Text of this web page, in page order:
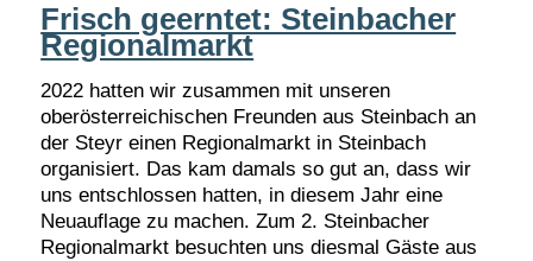
Frisch geerntet: Steinbacher
Regionalmarkt
2022 hatten wir zusammen mit unseren
oberösterreichischen Freunden aus Steinbach an
der Steyr einen Regionalmarkt in Steinbach
organisiert. Das kam damals so gut an, dass wir
uns entschlossen hatten, in diesem Jahr eine
Neuauflage zu machen. Zum 2. Steinbacher
Regionalmarkt besuchten uns diesmal Gäste aus